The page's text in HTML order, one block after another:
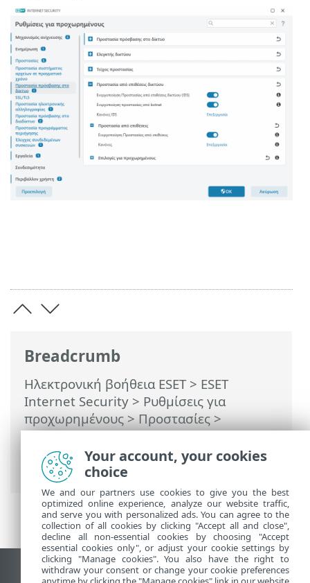
Breadcrumb
Ηλεκτρονική βοήθεια ESET> ESET
Internet Security > Ρυθμίσεις για
προχωρημένους>Προστασίες>
Προστασία πρόσβασης στο δίκτυο>
Προστασία από επιθέσεις δικτύου (IDS)>
Προστασία από επιθέσεις
Προβολή ιστότοπου επιφάνειας εργασίας
Your account, your cookies
choice
We and our partners use cookies to give you the best
optimized online experience, analyze our website traffic,
and serve you with personalized ads. You can agree to the
collection of all cookies by clicking "Accept all and close",
decline all non-essential cookies by choosing "Accept
essential cookies only", or adjust your cookie settings by
clicking "Manage cookies". You also have the right to
withdraw your consent or change your cookie preferences